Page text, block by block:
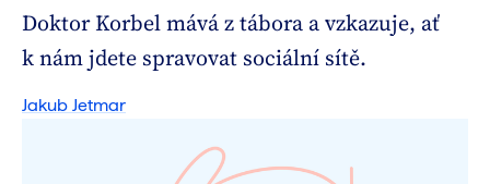
Doktor Korbel mává z tábora a vzkazuje, ať
k nám jdete spravovat sociální sítě.
Jakub Jetmar